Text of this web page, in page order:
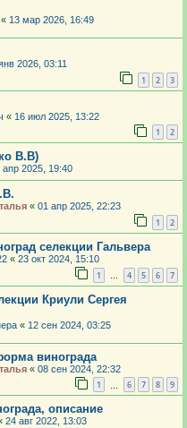
« 13 мар 2026, 16:49
2026, 03:11
1 2 3
« 16 июл 2025, 13:22
1 2
В.В)
апр 2025, 19:40
« 01 апр 2025, 22:23
1 2
селекции Гальвера
« 23 окт 2024, 15:10
1 … 4 5 6 7
Криули Сергея
« 12 сен 2024, 03:25
винограда
« 08 сен 2024, 22:32
1 6 7 8 9
описание
24 авг 2022, 13:03